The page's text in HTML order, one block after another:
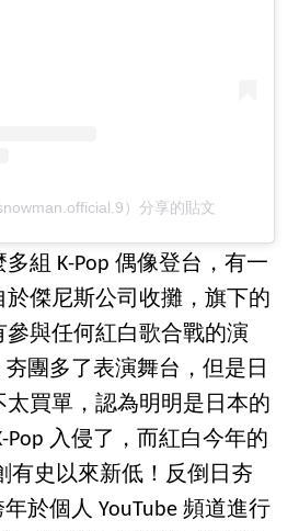
）分享的貼文
組 K-Pop 偶像登台，有一
傑尼斯公司收攤，旗下的
與任何紅白歌合戰的演
夯團多了表演舞台，但是日
買單，認為明明是日本的
Pop 入侵了，而紅白今年的
有史以來新低！反倒日夯
於個人 YouTube 頻道進行